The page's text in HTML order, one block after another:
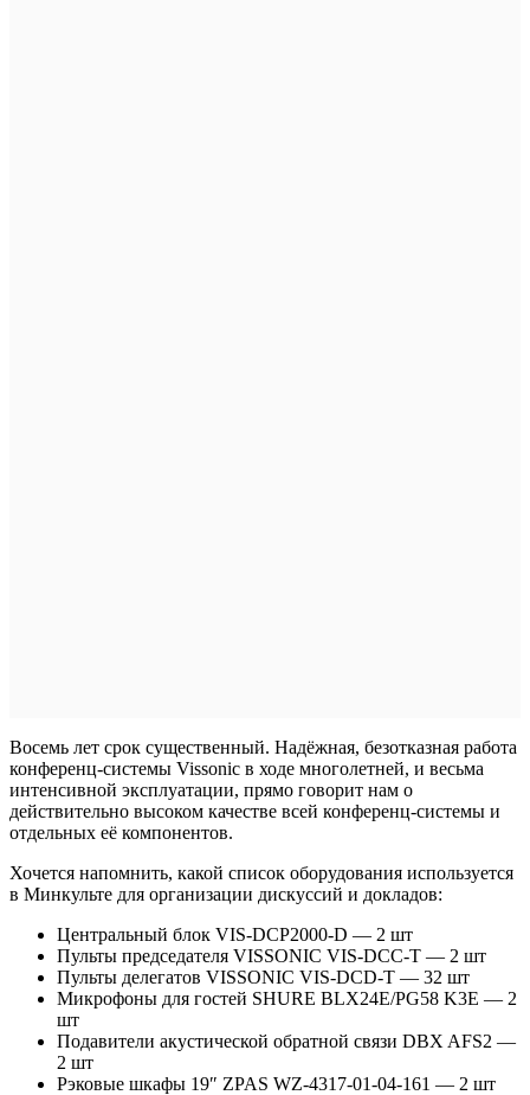
Восемь лет срок существенный. Надёжная, безотказная работа
конференц-системы Vissonic в ходе многолетней, и весьма
интенсивной эксплуатации, прямо говорит нам о
действительно высоком качестве всей конференц-системы и
отдельных её компонентов.
Хочется напомнить, какой список оборудования используется
в Минкульте для организации дискуссий и докладов:
Центральный блок VIS-DCP2000-D — 2 шт
Пульты председателя VISSONIC VIS-DCC-T — 2 шт
Пульты делегатов VISSONIC VIS-DCD-T — 32 шт
Микрофоны для гостей SHURE BLX24E/PG58 K3E — 2
шт
Подавители акустической обратной связи DBX AFS2 —
2 шт
Рэковые шкафы 19″ ZPAS WZ-4317-01-04-161 — 2 шт